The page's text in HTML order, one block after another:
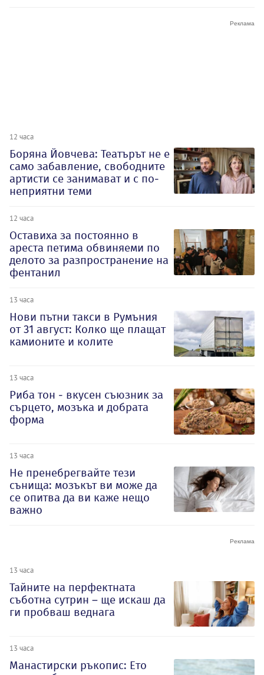
12 часа
Боряна Йовчева: Театърът не е
само забавление, свободните
артисти се занимават и с по-
неприятни теми
12 часа
Оставиха за постоянно в
ареста петима обвиняеми по
делото за разпространение на
фентанил
13 часа
Нови пътни такси в Румъния
от 31 август: Колко ще плащат
камионите и колите
13 часа
Риба тон - вкусен съюзник за
сърцето, мозъка и добрата
форма
13 часа
Не пренебрегвайте тези
сънища: мозъкът ви може да
се опитва да ви каже нещо
важно
13 часа
Тайните на перфектната
съботна сутрин – ще искаш да
ги пробваш веднага
13 часа
Манастирски ръкопис: Ето